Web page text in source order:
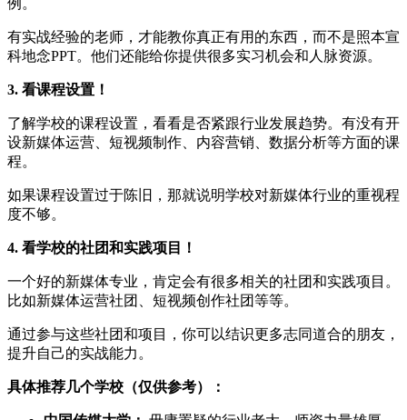
例。
有实战经验的老师，才能教你真正有用的东西，而不是照本宣
科地念PPT。他们还能给你提供很多实习机会和人脉资源。
3. 看课程设置！
了解学校的课程设置，看看是否紧跟行业发展趋势。有没有开
设新媒体运营、短视频制作、内容营销、数据分析等方面的课
程。
如果课程设置过于陈旧，那就说明学校对新媒体行业的重视程
度不够。
4. 看学校的社团和实践项目！
一个好的新媒体专业，肯定会有很多相关的社团和实践项目。
比如新媒体运营社团、短视频创作社团等等。
通过参与这些社团和项目，你可以结识更多志同道合的朋友，
提升自己的实战能力。
具体推荐几个学校（仅供参考）：